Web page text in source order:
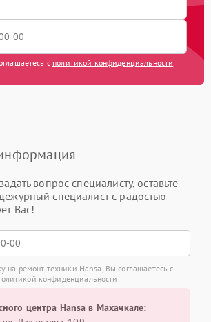
с политикой конфиденциальности
вопрос специалисту, оставьте
специалист с радостью
Вас!
на ремонт техники Hansa, Вы соглашаетесь с
конфиденциальности
центра Hansa в Махачкале: